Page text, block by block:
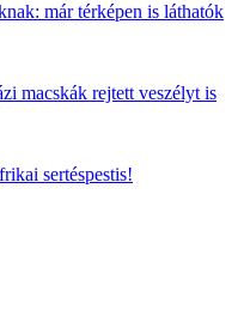
már térképen is láthatók
macskák rejtett veszélyt is
sertéspestis!